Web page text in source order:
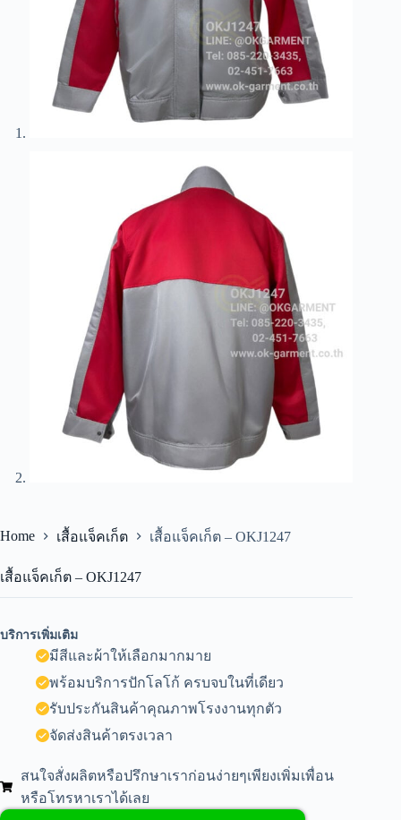
Home เสื้อแจ็คเก็ต เสื้อแจ็คเก็ต – OKJ1247
เสื้อแจ็คเก็ต – OKJ1247
บริการเพิ่มเติม
มีสีและผ้าให้เลือกมากมาย
พร้อมบริการปักโลโก้ ครบจบในที่เดียว
รับประกันสินค้าคุณภาพโรงงานทุกตัว
จัดส่งสินค้าตรงเวลา
สนใจสั่งผลิตหรือปรึกษาเราก่อนง่ายๆเพียงเพิ่มเพื่อน
หรือโทรหาเราได้เลย